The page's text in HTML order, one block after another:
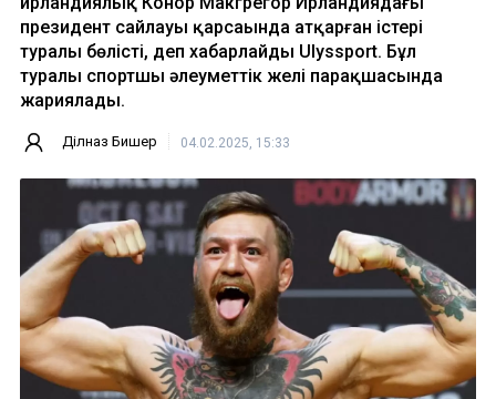
президент сайлауы қарсаңында атқарған істері
туралы бөлісті, деп хабарлайды Ulyssport. Бұл
туралы спортшы әлеуметтік желі парақшасында
жариялады.
Ділназ Бишер 04.02.2025, 15:33